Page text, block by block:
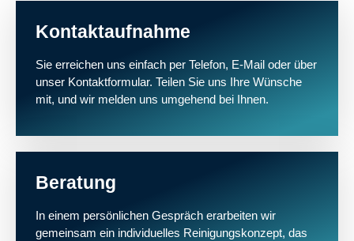
Kontaktaufnahme
Sie erreichen uns einfach per Telefon, E-Mail oder über
unser Kontaktformular. Teilen Sie uns Ihre Wünsche
mit, und wir melden uns umgehend bei Ihnen.
Beratung
In einem persönlichen Gespräch erarbeiten wir
gemeinsam ein individuelles Reinigungskonzept, das